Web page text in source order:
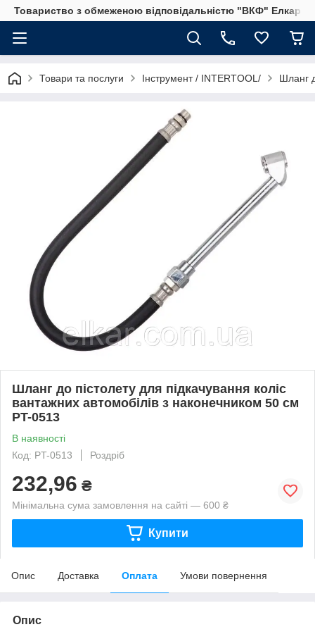
Товариство з обмеженою відповідальністю "ВКФ" Елкар"
Товари та послуги Інструмент / INTERTOOL/ Шланг
Шланг до пістолету для підкачування коліс
вантажних автомобілів з наконечником 50 см
PT-0513
В наявності
Код: PT-0513
Роздріб
232,96 ₴
Мінімальна сума замовлення на сайті — 600 ₴
Купити
Опис Доставка Оплата Умови повернення
Опис